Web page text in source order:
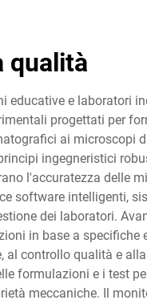
qualità
educative e laboratori
progettati per
ai microscopi
ingegneristici
l'accuratezza delle
software intelligenti,
dei laboratori.
in base a specifiche
controllo qualità e
formulazioni e i test
meccaniche. Il